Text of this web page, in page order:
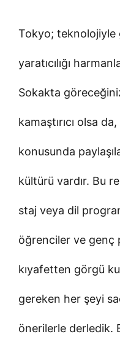
Tokyo; teknolojiyle
yaratıcılığı
Sokakta
kamaştırıcı olsa
konusunda
kültürü vardır. Bu
staj veya dil
öğrenciler ve genç
kıyafetten görgü
gereken her şeyi
önerilerle derledik.